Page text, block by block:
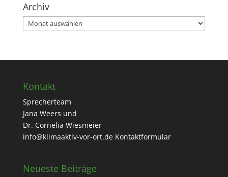
Archiv
Archiv
Kontakt
Sprecherteam
Jana Weers und
Dr. Cornelia Wiesmeier
info@klimaaktiv-vor-ort.de Kontaktformular
Neueste Beiträge